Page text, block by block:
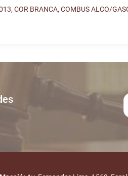
COR BRANCA, COMBUS ALCO/
TIPO
INICIO DO LEILÃO
LEILÃO ENCERRADO